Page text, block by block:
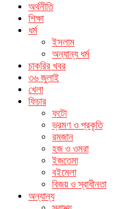
অর্থনীতি
শিক্ষা
ধর্ম
ইসলাম
অন্যান্য ধর্ম
চাকরির খবর
৩৬ জুলাই
খেলা
ফিচার
ফটো
ভ্রমণ ও প্রকৃতি
রমজান
হজ ও ওমরা
ইজতেমা
বইমেলা
বিজয় ও স্বাধীনতা
অন্যান্য